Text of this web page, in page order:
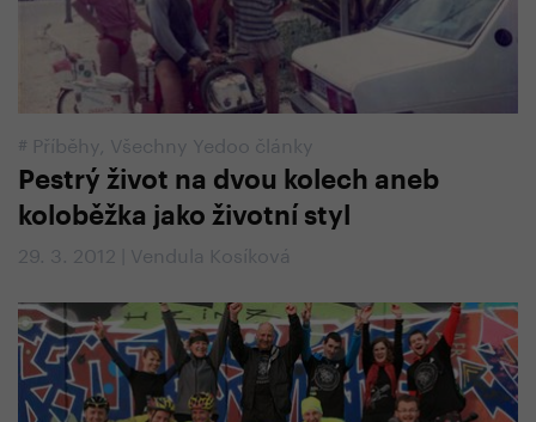
# Příběhy Všechny Yedoo články
Pestrý život na dvou kolech aneb
koloběžka jako životní styl
29. 3. 2012 | Vendula Kosíková